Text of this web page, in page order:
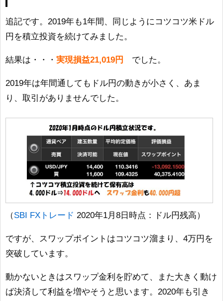
追記です。2019年も1年間、同じようにコツコツ米ドル
円を積立投資を続けてみました。
結果は・・・ 実現損益21,019円 でした。
2019年は年間通してもドル円の動きが小さく、あま
り、取引がありませんでした。
（SBI FXトレード 2020年1月8日時点：ドル円残高）
ですが、スワップポイントはコツコツ溜まり、4万円を
突破しています。
動かないときはスワップ金利を貯めて、また大きく動け
ば決済して利益を増やそうと思います。2020年も引き